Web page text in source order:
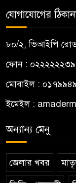
যোগাযোগের
৮০/২, ভিআইপি রোড
ফোন :
মোবাইল :
ইমেইল :
অন্যান্য মেনু
জেলার খবর